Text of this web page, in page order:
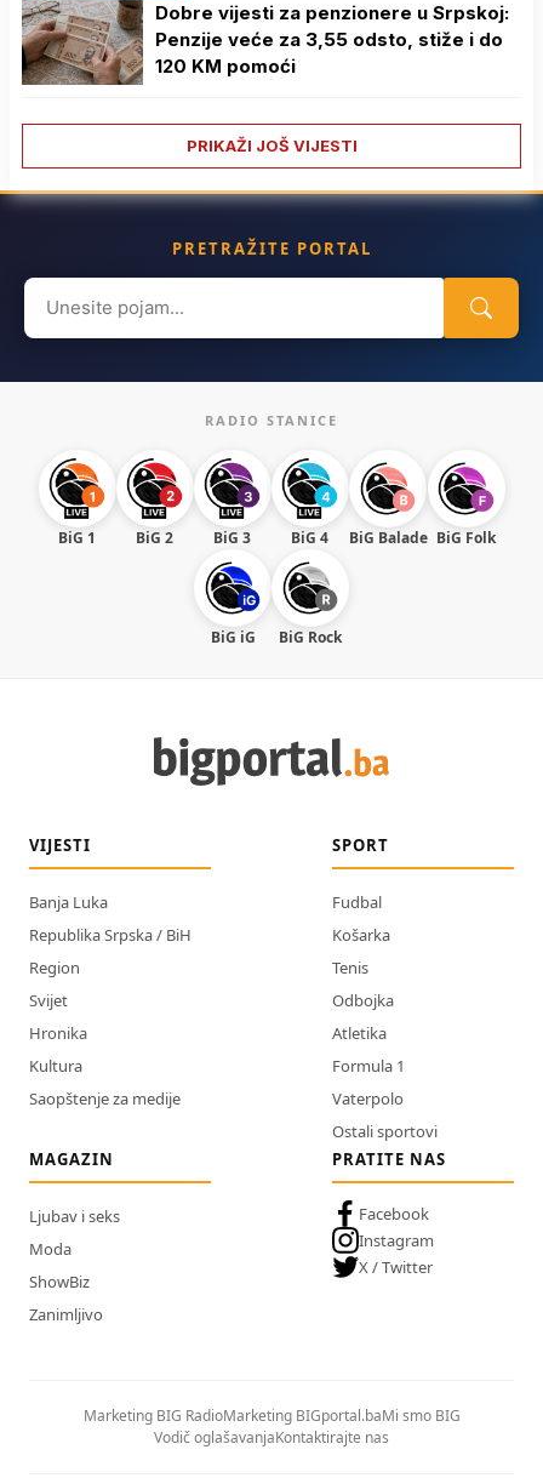
Dobre vijesti za penzionere u Srpskoj:
Penzije veće za 3,55 odsto, stiže i do
120 KM pomoći
PRIKAŽI JOŠ VIJESTI
PRETRAŽITE PORTAL
Search
for:
RADIO STANICE
BiG 1 BiG 2 BiG 3 BiG 4 BiG Balade BiG Folk
BiG iG BiG Rock
VIJESTI
Banja Luka
Republika Srpska / BiH
Region
Svijet
Hronika
Kultura
Saopštenje za medije
SPORT
Fudbal
Košarka
Tenis
Odbojka
Atletika
Formula 1
Vaterpolo
Ostali sportovi
MAGAZIN
Ljubav i seks
Moda
ShowBiz
Zanimljivo
PRATITE NAS
Facebook
Instagram
X / Twitter
Marketing BIG RadioMarketing BIGportal.baMi smo BIG
Vodič oglašavanjaKontaktirajte nas